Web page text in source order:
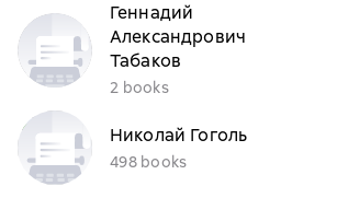
Геннадий
Александрович
Табаков
2 books
Николай Гоголь
498 books